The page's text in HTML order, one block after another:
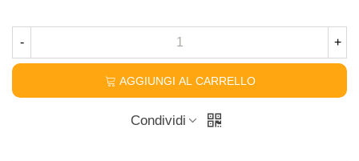
- +
AGGIUNGI AL CARRELLO
Condividi